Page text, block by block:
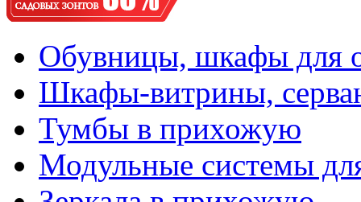
Обувницы, шкафы для
Шкафы-витрины,
Тумбы в прихожую
Модульные системы